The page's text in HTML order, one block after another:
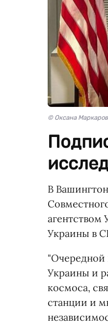
© Оксана
В
агентством
Украины в
"Очередной
Украины и
космоса,
станции и